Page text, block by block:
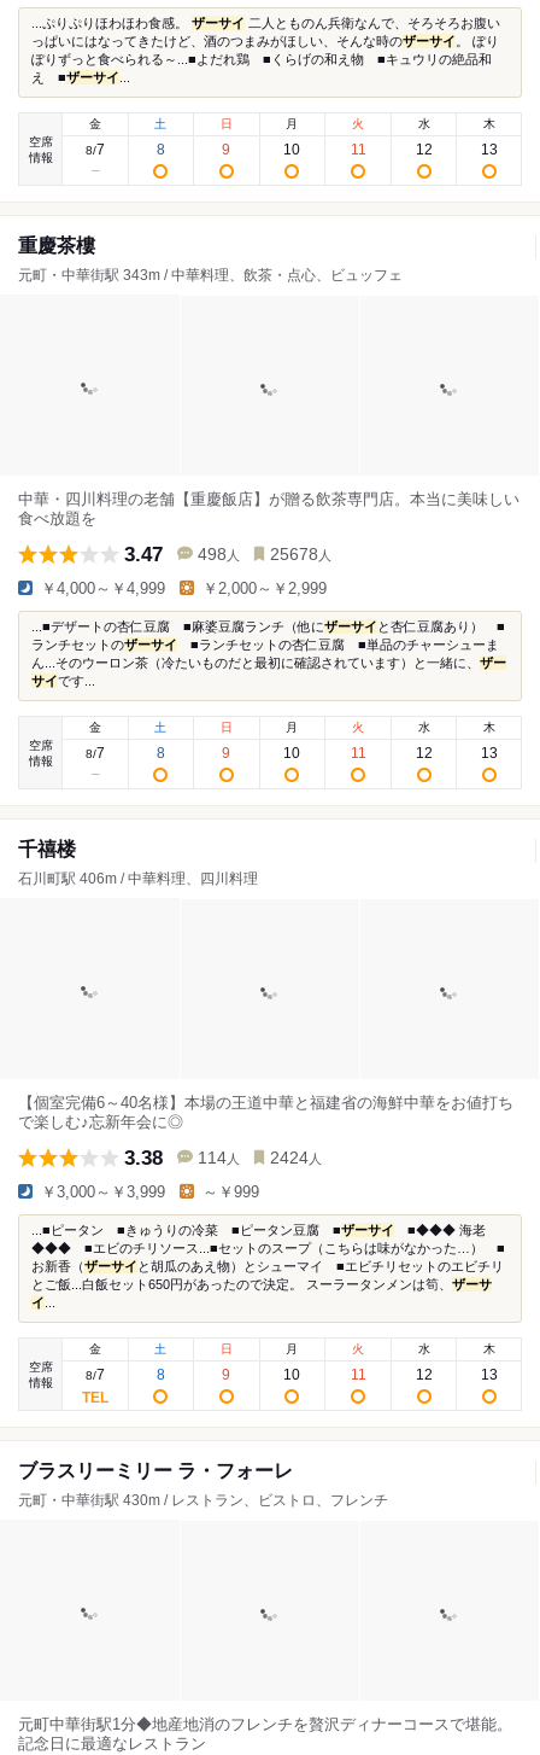
...ぷりぷりほわほわ食感。 ザーサイ 二人とものん兵衛なんで、そろそろお腹い
っぱいにはなってきたけど、酒のつまみがほしい、そんな時のザーサイ 。 ぽり
ぽりずっと食べられる～...■よだれ鶏 ■くらげの和え物 ■キュウリの絶品和
え ■ザーサイ
空席
情報
金
8/7
土
8
日
9
月
10
火
11
水
12
木
13
重慶茶樓
元町・中華街駅 343m / 中華料理、飲茶・点心、ビュッフェ
中華・四川料理の老舗【重慶飯店】が贈る飲茶専門店。本当に美味しい
食べ放題を
3.47 498 人 25678 人
￥4,000～￥4,999 ￥2,000～￥2,999
...■デザートの杏仁豆腐 ■麻婆豆腐ランチ（他にザーサイ と杏仁豆腐あり） ■
ランチセットのザーサイ ■ランチセットの杏仁豆腐 ■単品のチャーシューま
ん...そのウーロン茶（冷たいものだと最初に確認されています）と一緒に、 ザー
サイです...
空席
情報
金
8/7
土
8
日
9
月
10
火
11
水
12
木
13
千禧楼
石川町駅 406m / 中華料理、四川料理
【個室完備6～40名様】本場の王道中華と福建省の海鮮中華をお値打ち
で楽しむ♪忘新年会に◎
3.38 114 人 2424 人
￥3,000～￥3,999 ～￥999
...■ピータン ■きゅうりの冷菜 ■ピータン豆腐 ■ザーサイ ■◆◆◆ 海老
◆◆◆ ■エビのチリソース...■セットのスープ（こちらは味がなかった…） ■
お新香（ザーサイ と胡瓜のあえ物）とシューマイ ■エビチリセットのエビチリ
とご飯...白飯セット650円があったので決定。 スーラータンメンは筍、 ザーサ
イ
空席
情報
金
8/7
土
8
日
9
月
10
火
11
水
12
木
13
ブラスリーミリー ラ・フォーレ
元町・中華街駅 430m / レストラン、ビストロ、フレンチ
元町中華街駅1分◆地産地消のフレンチを贅沢ディナーコースで堪能。
記念日に最適なレストラン